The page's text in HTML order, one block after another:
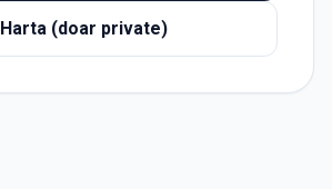
Harta (doar private)